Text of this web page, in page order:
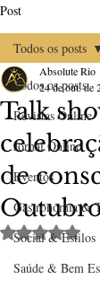
Post
Todos os posts
Revistas Online
Jornal Online
Eventos
Gastronomia &
Social & Estilos
Saúde & Bem
Todos os posts
Talk
de
Absolute Rio
24 de out. de
Avaliado